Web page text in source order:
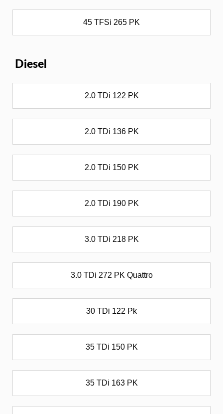
45 TFSi 265 PK
Diesel
2.0 TDi 122 PK
2.0 TDi 136 PK
2.0 TDi 150 PK
2.0 TDi 190 PK
3.0 TDi 218 PK
3.0 TDi 272 PK Quattro
30 TDi 122 Pk
35 TDi 150 PK
35 TDi 163 PK